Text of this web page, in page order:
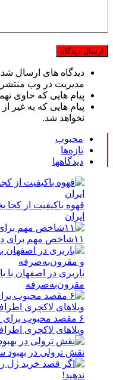
دیدگاه های ارسال
مدیریت در وب
پیام هایی که حاوی
پیام هایی که به غیر
نخواهد شد.
محبوب
تازه‌ها
دیدگاهها
ایران
۱۱شاخص مهم برای درمان اعتیاد با کیفیت بالا
باربری در اصفهان با
مقرون‌به‌صرفه
۶ مقصد محبوب برای
ویلاهای لاکچری
نقش ترولی در